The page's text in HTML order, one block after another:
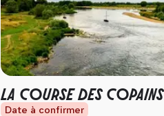
LA COURSE DES COPAINS
Date à confirmer